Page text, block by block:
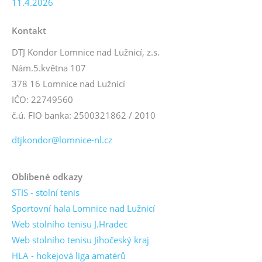
11.4.2026
Kontakt
DTJ Kondor Lomnice nad Lužnicí, z.s.
Nám.5.května 107
378 16 Lomnice nad Lužnicí
IČO: 22749560
č.ú. FIO banka: 2500321862 / 2010
dtjkondor@lomnice-nl.cz
Oblíbené odkazy
STIS - stolní tenis
Sportovní hala Lomnice nad Lužnicí
Web stolního tenisu J.Hradec
Web stolního tenisu Jihočeský kraj
HLA - hokejová liga amatérů